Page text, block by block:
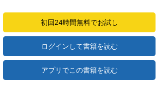
初回24時間無料でお試し
ログインして書籍を読む
アプリでこの書籍を読む